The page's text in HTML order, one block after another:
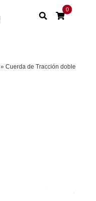
0
»Cuerda de Tracción doble